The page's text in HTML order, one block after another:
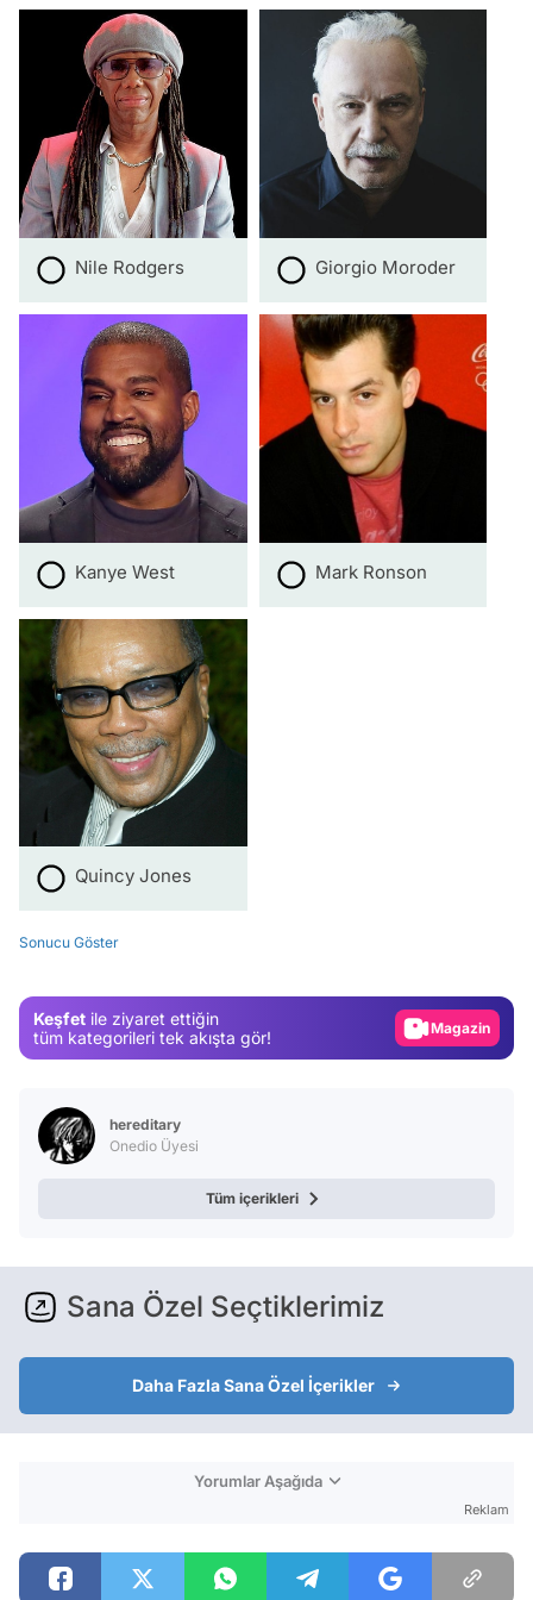
Nile Rodgers Giorgio Moroder
Kanye West Mark Ronson
Quincy Jones
Sonucu Göster
Keşfet ile ziyaret ettiğin
tüm kategorileri tek akışta gör!
Magazin
hereditary
Onedio Üyesi
Tüm içerikleri
Sana Özel Seçtiklerimiz
Daha Fazla Sana Özel İçerikler
Yorumlar Aşağıda
Reklam